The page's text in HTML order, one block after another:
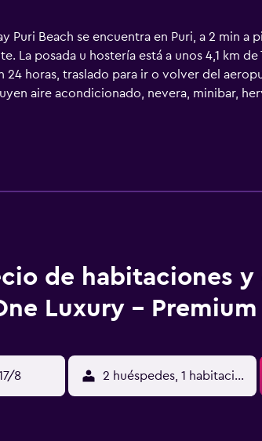
Puri Beach se encuentra en Puri, a 2 min
La posada u hostería está a unos 4,1 km
horas, traslado para ir o volver del
aire acondicionado, nevera, minibar,
incluye TV de pantalla plana, baño privado
carta o continental. El aeropuerto
de habitaciones y
Luxury -
8 2 huéspedes, 1 habitación